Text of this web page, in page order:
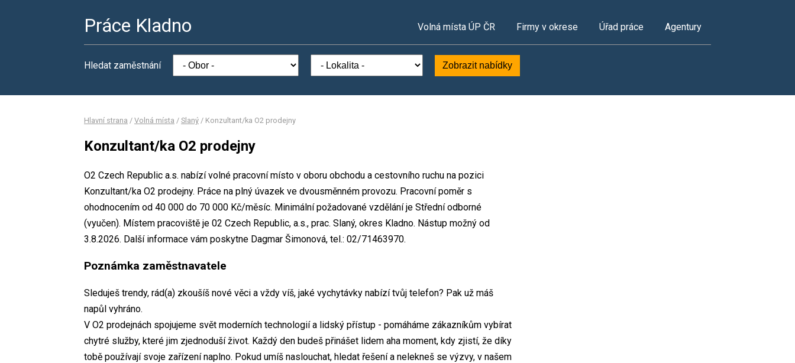
Práce Kladno Volná místa ÚP ČR Firmy v okrese Úřad práce Agentury
Hledat zaměstnání Zobrazit nabídky
Hlavní strana / Volná místa / Slaný / Konzultant/ka O2 prodejny
Konzultant/ka O2 prodejny
O2 Czech Republic a.s. nabízí volné pracovní místo v oboru obchodu a cestovního ruchu na pozici
Konzultant/ka O2 prodejny. Práce na plný úvazek ve dvousměnném provozu. Pracovní poměr s
ohodnocením od 40 000 do 70 000 Kč/měsíc. Minimální požadované vzdělání je Střední odborné
(vyučen). Místem pracoviště je 02 Czech Republic, a.s., prac. Slaný, okres Kladno. Nástup možný od
3.8.2026. Další informace vám poskytne Dagmar Šimonová, tel.: 02/71463970.
Poznámka zaměstnavatele
Sleduješ trendy, rád(a) zkoušíš nové věci a vždy víš, jaké vychytávky nabízí tvůj telefon? Pak už máš
napůl vyhráno.
V O2 prodejnách spojujeme svět moderních technologií a lidský přístup - pomáháme zákazníkům vybírat
chytré služby, které jim zjednoduší život. Každý den budeš přinášet lidem aha moment, kdy zjistí, že díky
tobě používají svoje zařízení naplno. Pokud umíš naslouchat, hledat řešení a nelekneš se výzvy, v našem